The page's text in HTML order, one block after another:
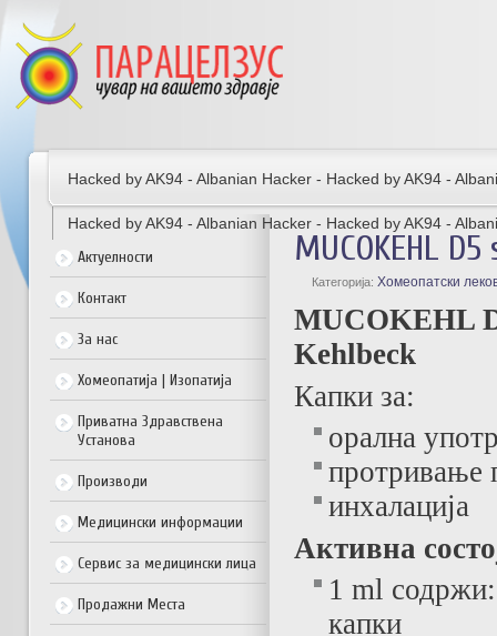
Hacked by AK94 - Albanian Hacker - Hacked by AK94 -
Hacked by AK94 - Albanian Hacker - Hacked by AK94 -
Актуелности
Контакт
За нас
Хомеопатија | Изопатија
Приватна Здравствена
Установа
Производи
Медицински информации
Сервис за медицински лица
Продажни Места
MUCOKEHL
Категорија: Хомеопатски
MUCOKEHL
Kehlbeck
Капки за:
орална
протривање
инхалација
Активна
1 ml
капки